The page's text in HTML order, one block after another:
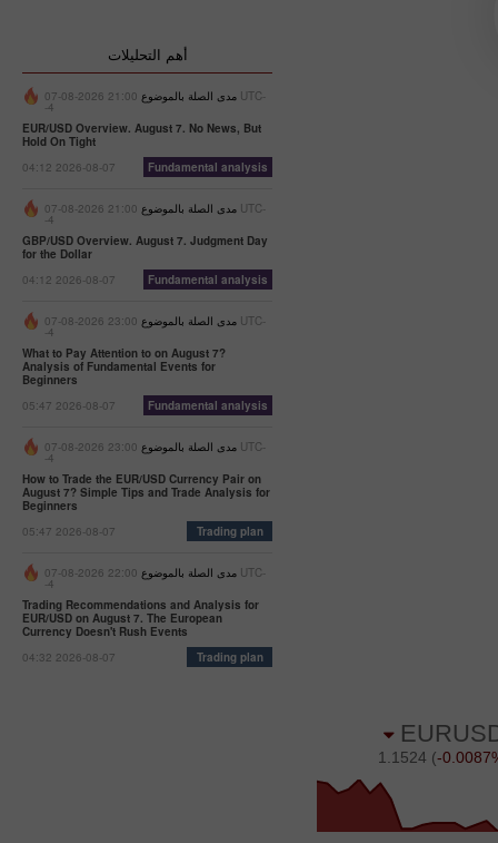
أهم التحليلات
مدى الصلة بالموضوع 21:00 2026-08-07 UTC-
-4
EUR/USD Overview. August 7. No News, But
Hold On Tight
04:12 2026-08-07
Fundamental analysis
مدى الصلة بالموضوع 21:00 2026-08-07 UTC-
-4
GBP/USD Overview. August 7. Judgment Day
for the Dollar
04:12 2026-08-07
Fundamental analysis
مدى الصلة بالموضوع 23:00 2026-08-07 UTC-
-4
What to Pay Attention to on August 7?
Analysis of Fundamental Events for
Beginners
05:47 2026-08-07
Fundamental analysis
مدى الصلة بالموضوع 23:00 2026-08-07 UTC-
-4
How to Trade the EUR/USD Currency Pair on
August 7? Simple Tips and Trade Analysis for
Beginners
05:47 2026-08-07
Trading plan
مدى الصلة بالموضوع 22:00 2026-08-07 UTC-
-4
Trading Recommendations and Analysis for
EUR/USD on August 7. The European
Currency Doesn't Rush Events
04:32 2026-08-07
Trading plan